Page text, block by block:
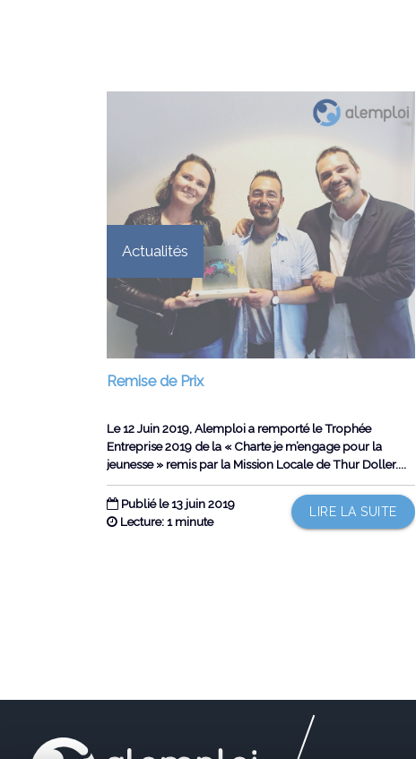
Actualités
Remise de Prix
Le 12 Juin 2019, Alemploi a remporté le Trophée
Entreprise 2019 de la « Charte je m’engage pour la
jeunesse » remis par la Mission Locale de Thur Doller....
Publié le 13 juin 2019
LIRE LA SUITE
Lecture: 1 minute